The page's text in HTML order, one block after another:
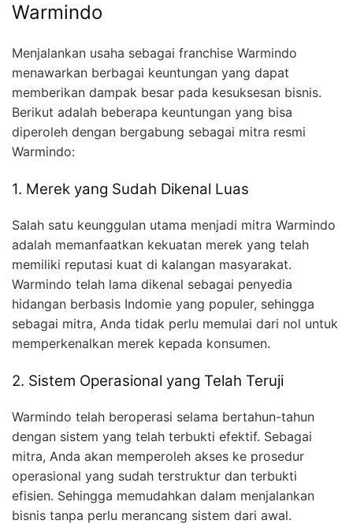
Warmindo
Menjalankan usaha sebagai franchise Warmindo
menawarkan berbagai keuntungan yang dapat
memberikan dampak besar pada kesuksesan bisnis.
Berikut adalah beberapa keuntungan yang bisa
diperoleh dengan bergabung sebagai mitra resmi
Warmindo:
1. Merek yang Sudah Dikenal Luas
Salah satu keunggulan utama menjadi mitra Warmindo
adalah memanfaatkan kekuatan merek yang telah
memiliki reputasi kuat di kalangan masyarakat.
Warmindo telah lama dikenal sebagai penyedia
hidangan berbasis Indomie yang populer, sehingga
sebagai mitra, Anda tidak perlu memulai dari nol untuk
memperkenalkan merek kepada konsumen.
2. Sistem Operasional yang Telah Teruji
Warmindo telah beroperasi selama bertahun-tahun
dengan sistem yang telah terbukti efektif. Sebagai
mitra, Anda akan memperoleh akses ke prosedur
operasional yang sudah terstruktur dan terbukti
efisien. Sehingga memudahkan dalam menjalankan
bisnis tanpa perlu merancang sistem dari awal.